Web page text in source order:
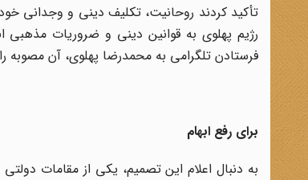
تأکید کردند روحانیت، تکلیف دینی و وجدانی
رژیم پهلوی به قوانین دینی و ضروریات
فرستادن تلگرامی به محمدرضا پهلوی، آن
برای رفع ابهام
به دنبال اعلام این تصمیم، یکی از مقامات